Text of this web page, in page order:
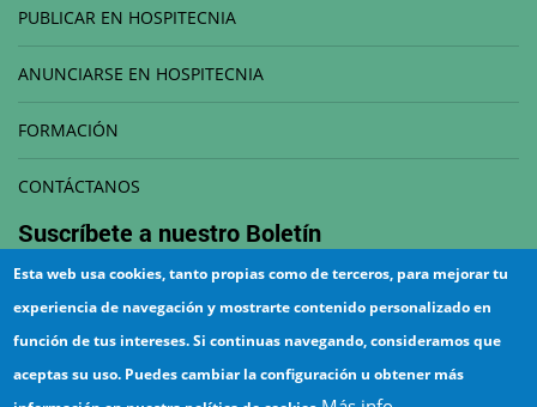
PUBLICAR EN HOSPITECNIA
ANUNCIARSE EN HOSPITECNIA
FORMACIÓN
CONTÁCTANOS
Suscríbete a nuestro Boletín
Esta web usa cookies, tanto propias como de terceros, para mejorar tu
experiencia de navegación y mostrarte contenido personalizado en
función de tus intereses. Si continuas navegando, consideramos que
aceptas su uso. Puedes cambiar la configuración u obtener más